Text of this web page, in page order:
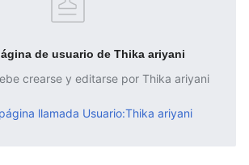
de usuario de Thika ariyani
crearse y editarse por Thika ariyani
llamada Usuario:Thika ariyani